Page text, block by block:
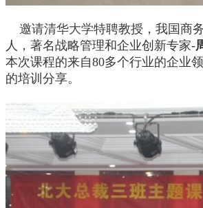
邀请清华大学特聘教授，我国商
人，著名战略管理和企业创新专家-
本次课程的来自80多个行业的企业
的培训分享。